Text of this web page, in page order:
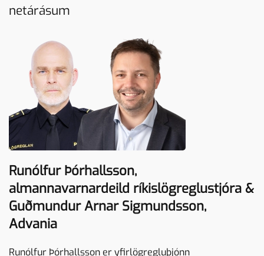
netárásum
Runólfur Þórhallsson,
almannavarnardeild ríkislögreglustjóra &
Guðmundur Arnar Sigmundsson,
Advania
Runólfur Þórhallsson er yfirlögregluþjónn